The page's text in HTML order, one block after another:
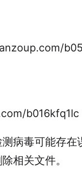
b016kfq1lc
病毒可能存在
相关文件。